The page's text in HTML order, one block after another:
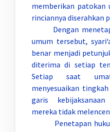
memberikan patokan
rinciannya diserahkan
Dengan
umum tersebut,
benar menjadi
diterima di setiap
Setiap saat
menyesuaikan
garis
mereka tidak
Penetapan